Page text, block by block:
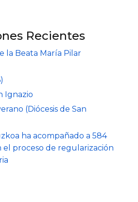
Recientes
la Beata María Pilar
Ignazio
(Diócesis de San
ha acompañado a 584
el proceso de regularización